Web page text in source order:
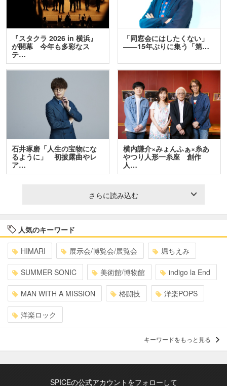
『スタクラ 2026 in 横浜』
が開幕 今年も多彩なス
テ…
「同窓会にはしたくない」
――15年ぶりに集う「第…
石井琢磨「人生の宝物にな
るように」 初披露曲やレ
ア…
横内謙介×みょんふぁ×糸あ
やつり人形一糸座 創作
人…
さらに読み込む
人気のキーワード
HIMARI 展示会/博覧会/展覧会 堀ちえみ
SUMMER SONIC 美術館/博物館 indigo la End
MAN WITH A MISSION 格闘技 洋楽POPS
洋楽ロック
キーワードをもっと見る
SPICEの公式アカウントをフォローして